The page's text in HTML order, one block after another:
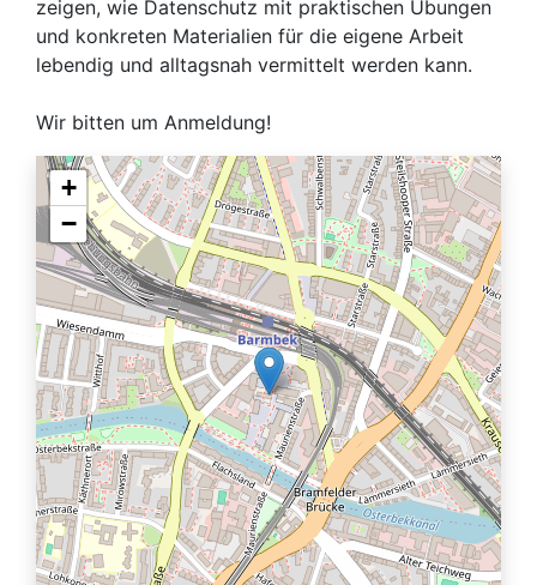
zeigen, wie Datenschutz mit praktischen Übungen
und konkreten Materialien für die eigene Arbeit
lebendig und alltagsnah vermittelt werden kann.
Wir bitten um Anmeldung!
+
−